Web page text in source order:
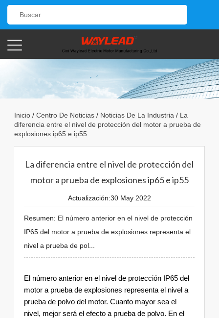
Inicio / Centro De Noticias / Noticias De La Industria / La
diferencia entre el nivel de protección del motor a prueba de
explosiones ip65 e ip55
La diferencia entre el nivel de protección del
motor a prueba de explosiones ip65 e ip55
Actualización:30 May 2022
Resumen: El número anterior en el nivel de protección
IP65 del motor a prueba de explosiones representa el
nivel a prueba de pol...
El número anterior en el nivel de protección IP65 del
motor a prueba de explosiones representa el nivel a
prueba de polvo del motor. Cuanto mayor sea el
nivel, mejor será el efecto a prueba de polvo. En el